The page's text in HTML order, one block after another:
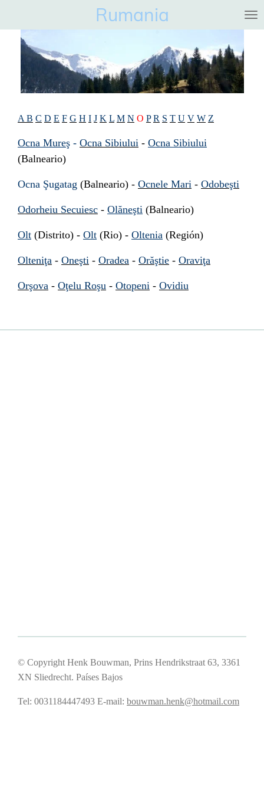
naar
hoofdinhoud
Rumania
A B C D E F G H I J K L M N O P R S T U V W Z
Ocna Mureş - Ocna Sibiului - Ocna Sibiului
(Balneario)
Ocna Şugatag (Balneario) - Ocnele Mari - Odobeşti
Odorheiu Secuiesc - Olăneşti (Balneario)
Olt (Distrito) - Olt (Rio) - Oltenia (Región)
Olteniţa - Oneşti - Oradea - Orăştie - Oraviţa
Orşova - Oţelu Roşu - Otopeni - Ovidiu
© Copyright Henk Bouwman, Prins Hendrikstraat 63, 3361
XN Sliedrecht. Países Bajos
Tel: 0031184447493 E-mail: bouwman.henk@hotmail.com